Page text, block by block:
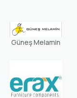
Güneş Melamin